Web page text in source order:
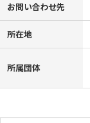
お問い合わせ先
所在地
所属団体